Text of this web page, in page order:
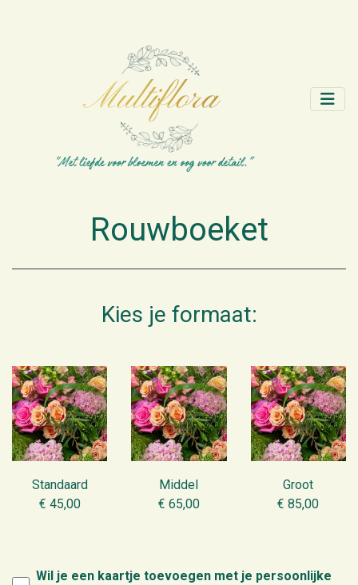
Rouwboeket
Kies je formaat:
Standaard
€ 45,00
Middel
€ 65,00
Groot
€ 85,00
Wil je een kaartje toevoegen met je persoonlijke